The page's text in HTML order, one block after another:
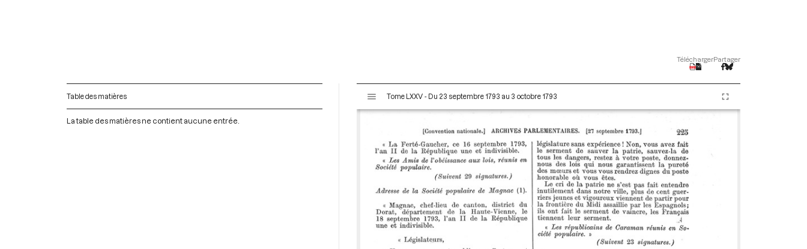
TéléchargerPartager
Table des matières
La table des matières ne contient aucune entrée.
s
Tome LXXV - Du 23 septembre 1793 au 3 octobre 1793